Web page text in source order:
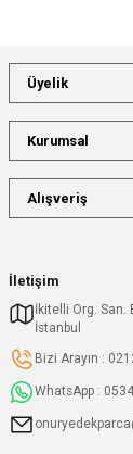
İletişim
İkitelli Org. San.
İstanbul
Bizi Arayın :
WhatsApp :
Üyelik
Kurumsal
Alışveriş